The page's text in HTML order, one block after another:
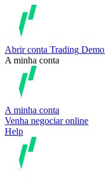
Abrir conta Trading Demo
A minha conta
A minha conta
Venha negociar online
Help